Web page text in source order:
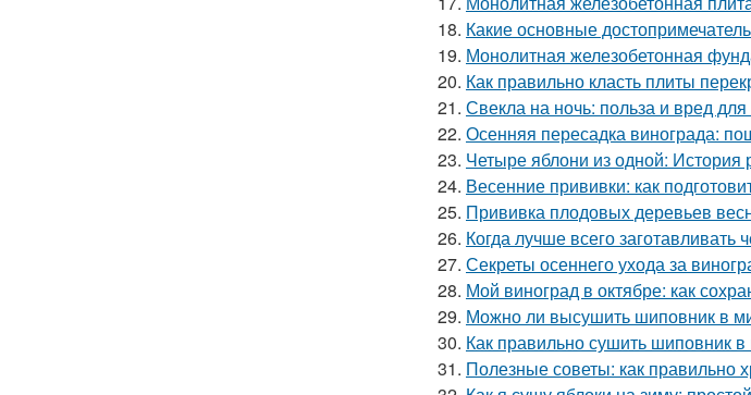
18. Какие основные
19. Монолитная железобетонная
20. Как правильно класть плиты
21. Свекла на ночь: польза и вред
22. Осенняя пересадка винограда:
23. Четыре яблони из одной: История
24. Весенние прививки: как
25. Прививка плодовых деревьев
26. Когда лучше всего
27. Секреты осеннего ухода за
28. Мой виноград в октябре: как
29. Можно ли высушить шиповник в
30. Как правильно сушить шиповник в
31. Полезные советы: как правильно